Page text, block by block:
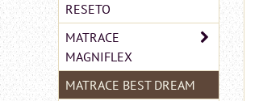
RESETO
MATRACE
MAGNIFLEX
MATRACE BEST DREAM